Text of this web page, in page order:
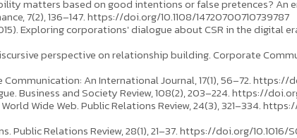
matters based on good intentions or false pretences?
7(2), 136–147. https://doi.org/10.1108/14720700710739787
Exploring corporations' dialogue about CSR in the digital
perspective on relationship building. Corporate
An International Journal, 17(1), 56–72. https://
Business and Society Review, 108(2), 203–224. https://
Wide Web. Public Relations Review, 24(3), 321–334.
Public Relations Review, 28(1), 21–37. https://doi.org/10.1016/